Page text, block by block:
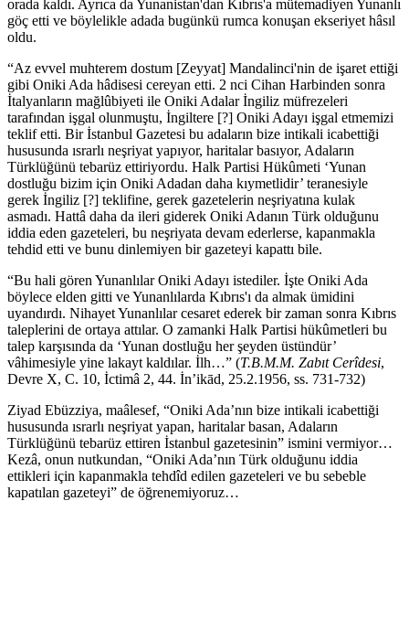
orada kaldı. Ayrıca da Yunanistan'dan Kıbrıs'a mütemadiyen Yunanlı
göç etti ve böylelikle adada bugünkü rumca konuşan ekseriyet hâsıl
oldu.
“Az evvel muhterem dostum [Zeyyat] Mandalinci'nin de işaret ettiği
gibi Oniki Ada hâdisesi cereyan etti. 2 nci Cihan Harbinden sonra
İtalyanların mağlûbiyeti ile Oniki Adalar İngiliz müfrezeleri
tarafından işgal olunmuştu, İngiltere [?] Oniki Adayı işgal etmemizi
teklif etti. Bir İstanbul Gazetesi bu adaların bize intikali icabettiği
hususunda ısrarlı neşriyat yapıyor, haritalar basıyor, Adaların
Türklüğünü tebarüz ettiriyordu. Halk Partisi Hükûmeti ‘Yunan
dostluğu bizim için Oniki Adadan daha kıymetlidir’ teranesiyle
gerek İngiliz [?] teklifine, gerek gazetelerin neşriyatına kulak
asmadı. Hattâ daha da ileri giderek Oniki Adanın Türk olduğunu
iddia eden gazeteleri, bu neşriyata devam ederlerse, kapanmakla
tehdid etti ve bunu dinlemiyen bir gazeteyi kapattı bile.
“Bu hali gören Yunanlılar Oniki Adayı istediler. İşte Oniki Ada
böylece elden gitti ve Yunanlılarda Kıbrıs'ı da almak ümidini
uyandırdı. Nihayet Yunanlılar cesaret ederek bir zaman sonra Kıbrıs
taleplerini de ortaya attılar. O zamanki Halk Partisi hükûmetleri bu
talep karşısında da ‘Yunan dostluğu her şeyden üstündür’
vâhimesiyle yine lakayt kaldılar. İlh…” (T.B.M.M. Zabıt Cerîdesi,
Devre X, C. 10, İctimâ 2, 44. İn’ikād, 25.2.1956, ss. 731-732)
Ziyad Ebüzziya, maâlesef, “Oniki Ada’nın bize intikali icabettiği
hususunda ısrarlı neşriyat yapan, haritalar basan, Adaların
Türklüğünü tebarüz ettiren İstanbul gazetesinin” ismini vermiyor…
Kezâ, onun nutkundan, “Oniki Ada’nın Türk olduğunu iddia
ettikleri için kapanmakla tehdîd edilen gazeteleri ve bu sebeble
kapatılan gazeteyi” de öğrenemiyoruz…